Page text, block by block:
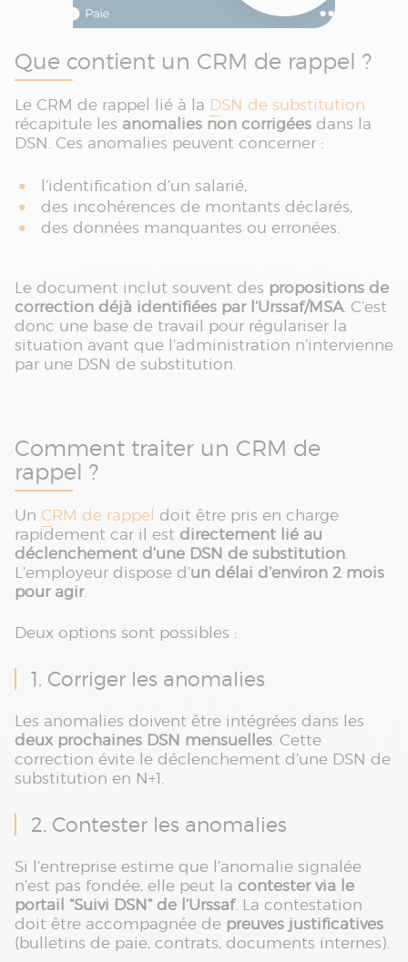
Que contient un CRM de rappel ?
Le CRM de rappel lié à la DSN de substitution
récapitule les anomalies non corrigées dans la
DSN. Ces anomalies peuvent concerner :
l’identification d’un salarié,
des incohérences de montants déclarés,
des données manquantes ou erronées.
Le document inclut souvent des propositions de
correction déjà identifiées par l’Urssaf/MSA. C’est
donc une base de travail pour régulariser la
situation avant que l’administration n’intervienne
par une DSN de substitution.
Comment traiter un CRM de
rappel ?
Un CRM de rappel doit être pris en charge
rapidement car il est directement lié au
déclenchement d’une DSN de substitution.
L’employeur dispose d’un délai d’environ 2 mois
pour agir.
Deux options sont possibles :
1. Corriger les anomalies
Les anomalies doivent être intégrées dans les
deux prochaines DSN mensuelles. Cette
correction évite le déclenchement d’une DSN de
substitution en N+1.
2. Contester les anomalies
Si l’entreprise estime que l’anomalie signalée
n’est pas fondée, elle peut la contester via le
portail “Suivi DSN” de l’Urssaf. La contestation
doit être accompagnée de preuves justificatives
(bulletins de paie, contrats, documents internes).